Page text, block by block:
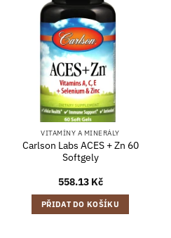
VITAMÍNY A MINERÁLY
Carlson Labs ACES + Zn 60
Softgely
558.13 Kč
PŘIDAT DO KOŠÍKU